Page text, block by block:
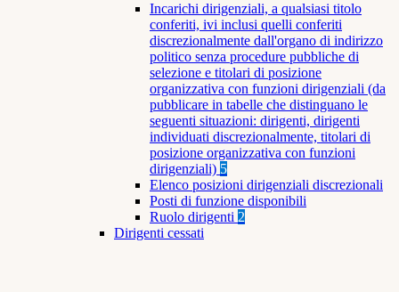
Incarichi dirigenziali, a qualsiasi titolo
conferiti, ivi inclusi quelli conferiti
discrezionalmente dall'organo di indirizzo
politico senza procedure pubbliche di
selezione e titolari di posizione
organizzativa con funzioni dirigenziali (da
pubblicare in tabelle che distinguano le
seguenti situazioni: dirigenti, dirigenti
individuati discrezionalmente, titolari di
posizione organizzativa con funzioni
dirigenziali) 5
Elenco posizioni dirigenziali discrezionali
Posti di funzione disponibili
Ruolo dirigenti 2
Dirigenti cessati